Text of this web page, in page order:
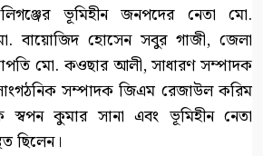
ভূমিহীন জনপদের নেতা মো.
বায়োজিদ হোসেন সবুর গাজী, জেলা
মো. কওছার আলী, সাধারণ সম্পাদক
সম্পাদক জিএম রেজাউল করিম
স্বপন কুমার সানা এবং ভূমিহীন নেতা
ছিলেন।